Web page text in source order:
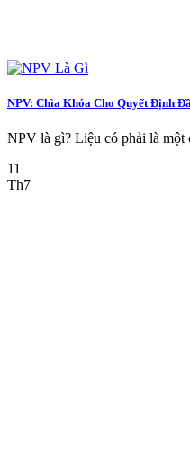
NPV: Chìa Khóa Cho Quyết Định
NPV là gì? Liệu có phải là một
11
Th7